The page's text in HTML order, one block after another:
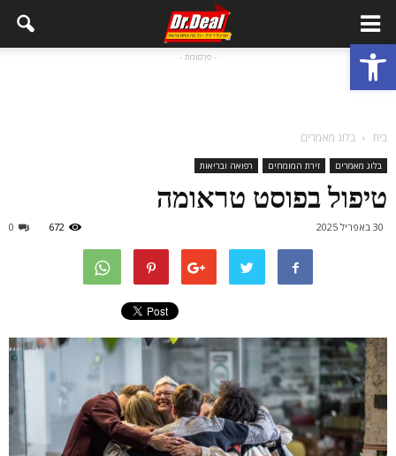
פתח סרגל נגישות - פרסומת -
בית בלוג מאמרים
בלוג מאמרים זירת המומחים רפואה ובריאות
טיפול בפוסט טראומה
30 באפריל 2025 0 672